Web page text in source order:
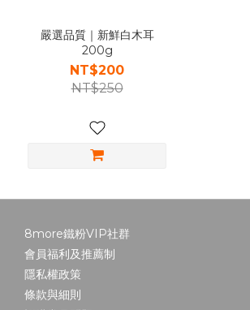
嚴選品質｜新鮮白木耳
200g
NT$200
NT$250
8more鐵粉VIP社群
會員福利及推薦制
隱私權政策
條款與細則